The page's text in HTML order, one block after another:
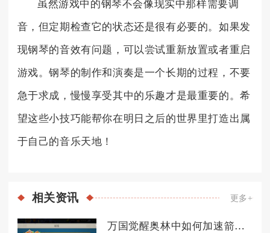
虽然游戏中的钢琴不会像现实中那样需要调
音，但定期检查它的状态还是很有必要的。如果发
现钢琴的音效有问题，可以尝试重新放置或者重启
游戏。钢琴的制作和演奏是一个长期的过程，不要
急于求成，慢慢享受其中的乐趣才是最重要的。希
望这些小技巧能帮你在明日之后的世界里打造出属
于自己的音乐天地！
相关资讯 更多+
万国觉醒奥林中如何加速箭塔建造进程